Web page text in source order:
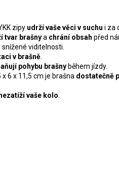
zipy udrží vaše věci v suchu i za
tvar brašnya chrání obsah před
snížené viditelnosti.
v brašně
pohybu brašny během jízdy.
6 x 11,5 cm je brašna dostatečně
vaše kolo